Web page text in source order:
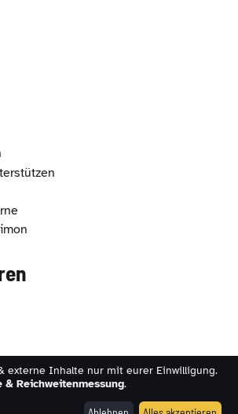
|Impressum|Datenschutz
externe Inhalte nur mit eurer Einwilligung.
Reichweitenmessung.